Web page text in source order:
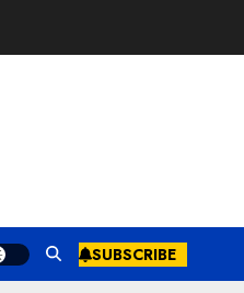
SUBSCRIBE